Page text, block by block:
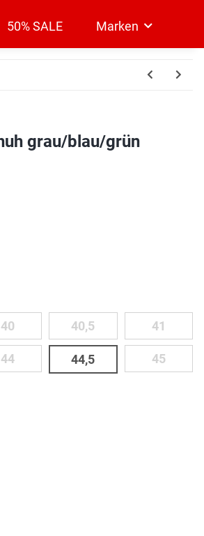
50% SALE Marken
grau/blau/grün
40 40,540,5 41
4444 44,544,5 4545